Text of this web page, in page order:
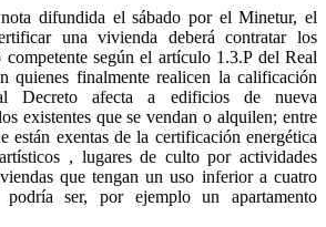
difundida el sábado por el Minetur, el
una vivienda deberá contratar los
según el artículo 1.3.P del Real
quienes finalmente realicen la calificación
Decreto afecta a edificios de nueva
existentes que se vendan o alquilen; entre
están exentas de la certificación energética
, lugares de culto por actividades
que tengan un uso inferior a cuatro
ser, por ejemplo un apartamento